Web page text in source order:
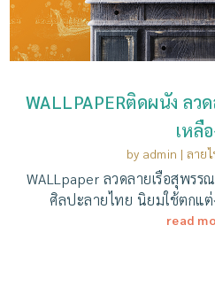
WALLPAPERติดผนัง ล
เหลื
by admin |ลาย
WALLpaper ลวดลายเรือสุพร
ศิลปะลายไทย นิยมใช้ตกแต่
read